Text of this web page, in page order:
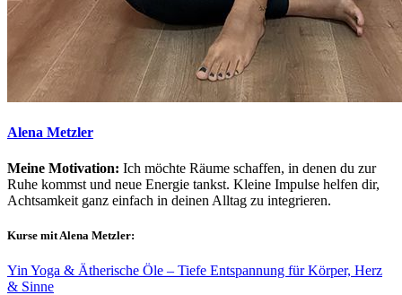
Alena Metzler
Meine Motivation: Ich möchte Räume schaffen, in denen du zur
Ruhe kommst und neue Energie tankst. Kleine Impulse helfen dir,
Achtsamkeit ganz einfach in deinen Alltag zu integrieren.
Kurse mit Alena Metzler:
Yin Yoga & Ätherische Öle – Tiefe Entspannung für Körper, Herz
& Sinne